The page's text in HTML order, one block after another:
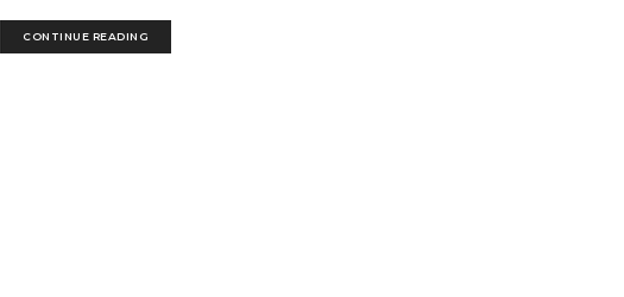
CONTINUE READING